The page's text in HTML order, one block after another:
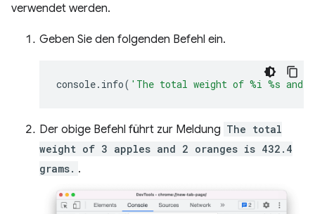
verwendet werden.
Geben Sie den folgenden Befehl ein.
console. info( 'The total weight of %i %s and
Der obige Befehl führt zur Meldung The total
weight of 3 apples and 2 oranges is 432.4
grams. .